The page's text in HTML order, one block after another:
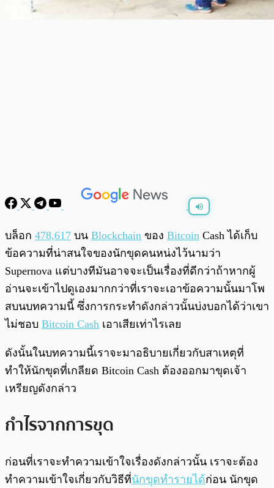
/ 0:00
บล็อก 478,617 บน Blockchain ของ Bitcoin Cash ได้เก็บ
ข้อความที่น่าสนใจของนักขุดคนหน่งไว้นามว่า
Supernova แต่บางทีมันอาจจะเป็นเรื่องที่ดีกว่าถ้าหากผู้
อ่านจะเข้าไปดูเองมากกว่าที่เราจะเอาข้อความนั้นมาโพ
สบนบทความนี้ ซึ่งการกระทำดังกล่าวนั้นบ่งบอกได้ว่าเขา
ไม่ชอบ Bitcoin Cash เอาเสียเท่าไรเลย
ดังนั้นในบทความนี้เราจะมาอธิบายเกี่ยวกับสาเหตุที่
ทำให้นักขุดที่เกลียด Bitcoin Cash ต้องออกมาขุดเจ้า
เหรียญดังกล่าว
กำไรจากการขุด
ก่อนที่เราจะทำความเข้าใจเรื่องดังกล่าวนั้น เราจะต้อง
ทำความเข้าใจเกี่ยวกับวิธีที่นักขุดทำรายได้ก่อน นักขุด